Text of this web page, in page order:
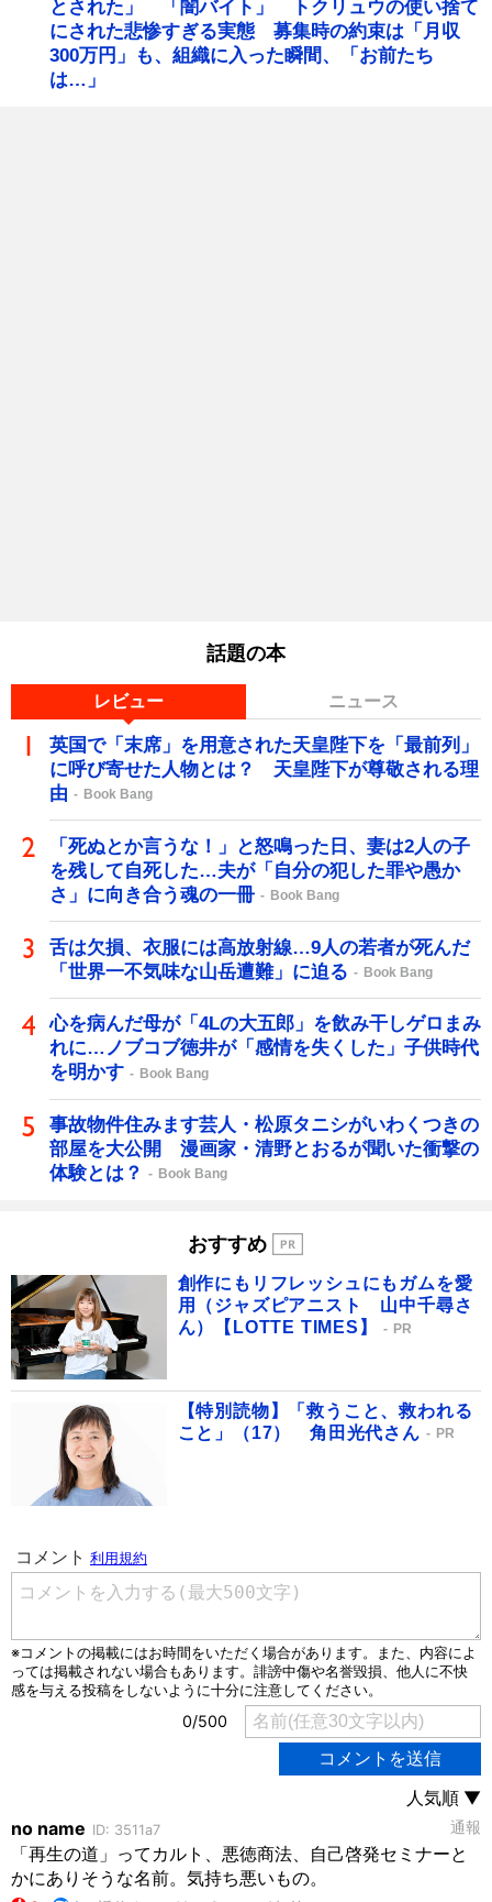
とされた」 「闇バイト」 トクリュウの使い捨て
にされた悲惨すぎる実態 募集時の約束は「月収
300万円」も、組織に入った瞬間、「お前たち
は…」
話題の本
レビュー ニュース
英国で「末席」を用意された天皇陛下を「最前列」
に呼び寄せた人物とは？ 天皇陛下が尊敬される理
由
Book Bang
「死ぬとか言うな！」と怒鳴った日、妻は2人の子
を残して自死した…夫が「自分の犯した罪や愚か
さ」に向き合う魂の一冊
Book Bang
舌は欠損、衣服には高放射線…9人の若者が死んだ
「世界一不気味な山岳遭難」に迫る
Book Bang
心を病んだ母が「4Lの大五郎」を飲み干しゲロまみ
れに…ノブコブ徳井が「感情を失くした」子供時代
を明かす
Book Bang
事故物件住みます芸人・松原タニシがいわくつきの
部屋を大公開 漫画家・清野とおるが聞いた衝撃の
体験とは？
Book Bang
おすすめ
創作にもリフレッシュにもガムを愛
用（ジャズピアニスト 山中千尋さ
ん）【LOTTE TIMES】
PR
【特別読物】「救うこと、救われる
こと」（17） 角田光代さん
PR